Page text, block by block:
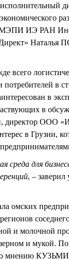
ИЭ РАН
Наталья
всего
потребителей в
в
в
директор ООО
в Грузии,
среда для
, – заверил
омских
и молочной
и мукой.
мнению